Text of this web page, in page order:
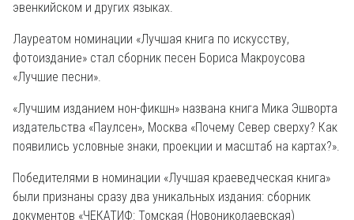
эвенкийском и других языках.
Лауреатом номинации «Лучшая книга по искусству,
фотоиздание» стал сборник песен Бориса Макроусова
«Лучшие песни».
«Лучшим изданием нон-фикшн» названа книга Мика Эшворта
издательства «Паулсен», Москва «Почему Север сверху? Как
появились условные знаки, проекции и масштаб на картах?».
Победителями в номинации «Лучшая краеведческая книга»
были признаны сразу два уникальных издания: сборник
документов «ЧЕКАТИФ: Томская (Новониколаевская)